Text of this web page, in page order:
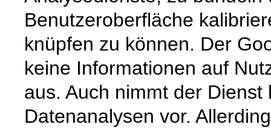
Benutzeroberfläche
knüpfen zu können. Der
keine Informationen auf
aus. Auch nimmt der
Datenanalysen vor.